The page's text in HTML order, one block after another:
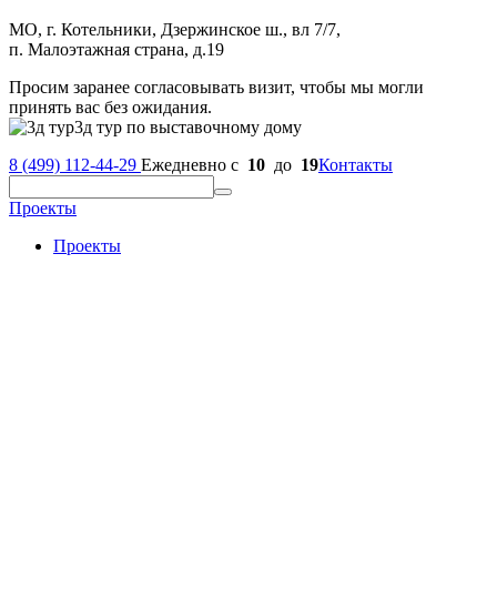
МО, г. Котельники, Дзержинское ш., вл 7/7,
п. Малоэтажная страна, д.19
Просим заранее согласовывать визит, чтобы мы могли
принять вас без ожидания.
3д тур по выставочному дому
8 (499) 112-44-29 Ежедневно с 10 до 19Контакты
Проекты
Проекты